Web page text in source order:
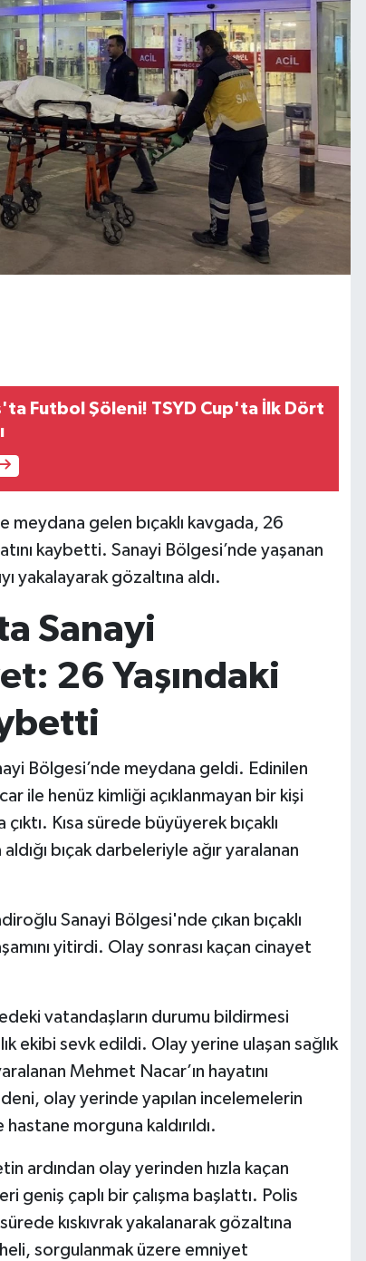
Futbol Şöleni! TSYD Cup'ta İlk Dört
meydana gelen bıçaklı kavgada, 26
kaybetti. Sanayi Bölgesi’nde yaşanan
yakalayarak gözaltına aldı.
Sanayi
26 Yaşındaki
Bölgesi’nde meydana geldi. Edinilen
ile henüz kimliği açıklanmayan bir kişi
Kısa sürede büyüyerek bıçaklı
bıçak darbeleriyle ağır yaralanan
Sanayi Bölgesi'nde çıkan bıçaklı
yitirdi. Olay sonrası kaçan cinayet
vatandaşların durumu bildirmesi
ekibi sevk edildi. Olay yerine ulaşan sağlık
Mehmet Nacar’ın hayatını
olay yerinde yapılan incelemelerin
morguna kaldırıldı.
ardından olay yerinden hızla kaçan
geniş çaplı bir çalışma başlattı. Polis
kıskıvrak yakalanarak gözaltına
sorgulanmak üzere emniyet